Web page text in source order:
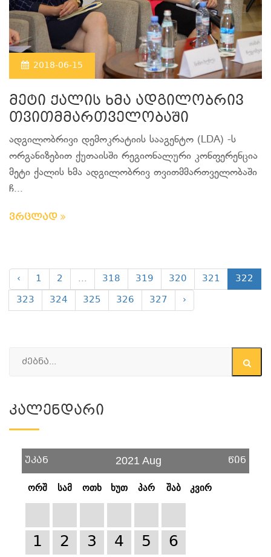
2018-06-15
მეტი ქალის ხმა ადგილობრივ
თვითმმართველობაში
ადგილობრივი დემოკრატიის სააგენტო (LDA) -ს
ორგანიზებით ქუთაისში რეგიონალური კონფერენცია
მეტი ქალის ხმა ადგილობრივ თვითმმართველობაში
ჩ...
ვრცლად
‹ 1 2 ... 318 319 320 321
322
323
324 325 326 327 ›
Კალენდარი
უკან 2021 Aug წინ
ორშ სამ ოთხ ხუთ პარ შაბ კვირ
1 2 3 4 5
6